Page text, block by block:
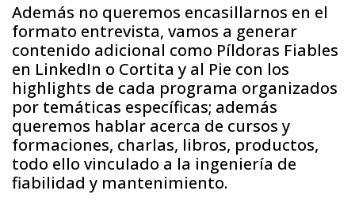
Además no queremos encasillarnos en el
formato entrevista, vamos a generar
contenido adicional como Píldoras Fiables
en LinkedIn o Cortita y al Pie con los
highlights de cada programa organizados
por temáticas específicas; además
queremos hablar acerca de cursos y
formaciones, charlas, libros, productos,
todo ello vinculado a la ingeniería de
fiabilidad y mantenimiento.